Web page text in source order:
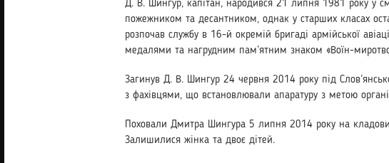
Д. В. Шингур, капітан, народився 21 липня 1981 року у
пожежником та десантником, однак у старших класах
розпочав службу в 16-й окремій бригаді армійської
медалями та нагрудним пам’ятним знаком «Воїн-
Загинув Д. В. Шингур 24 червня 2014 року під
з фахівцями, що встановлювали апа­ратуру з метою
Поховали Дмитра Шингура 5 липня 2014 року на
Залишилися жінка та двоє дітей.